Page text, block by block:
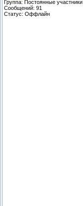
Группа: Постоянные участники
Сообщений: 91
Статус: Оффлайн